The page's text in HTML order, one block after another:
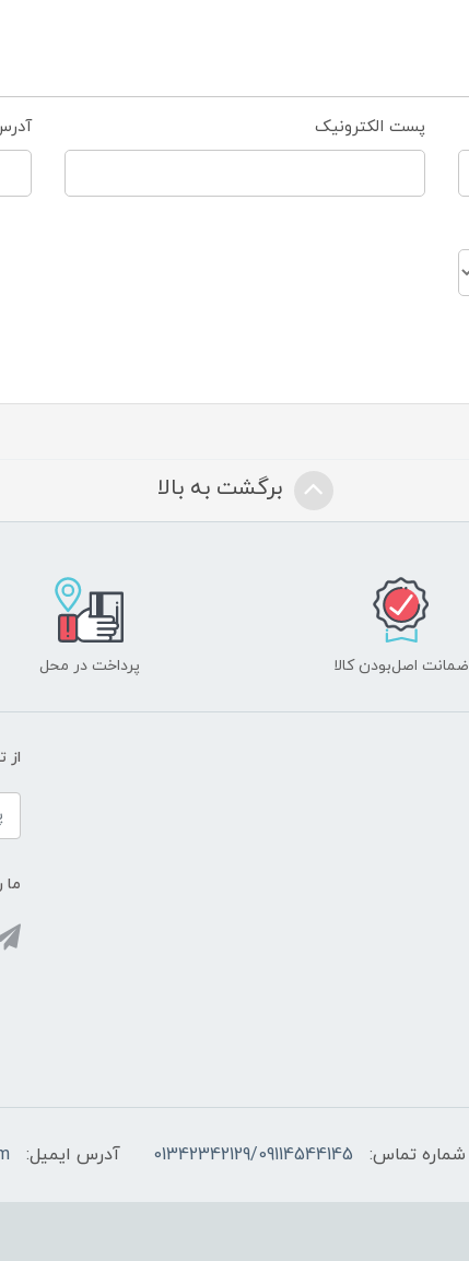
پست الکترونیک
برگشت به بالا
ضمانت اصل‌بودن کالا پرداخت در محل
از
ما
شماره تماس: 01342342129/09114544145 آدرس ایمیل: